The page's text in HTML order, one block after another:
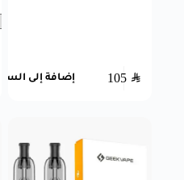
105 SAR إضافة إلى السلة